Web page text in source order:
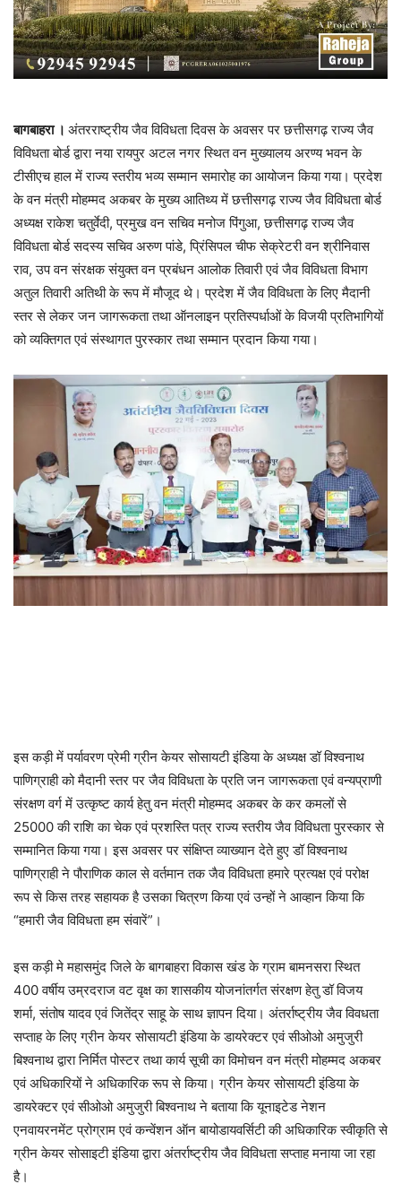
बागबाहरा । अंतरराष्ट्रीय जैव विविधता दिवस के अवसर पर छत्तीसगढ़ राज्य जैव
विविधता बोर्ड द्वारा नया रायपुर अटल नगर स्थित वन मुख्यालय अरण्य भवन के
टीसीएच हाल में राज्य स्तरीय भव्य सम्मान समारोह का आयोजन किया गया। प्रदेश
के वन मंत्री मोहम्मद अकबर के मुख्य आतिथ्य में छत्तीसगढ़ राज्य जैव विविधता बोर्ड
अध्यक्ष राकेश चतुर्वेदी, प्रमुख वन सचिव मनोज पिंगुआ, छत्तीसगढ़ राज्य जैव
विविधता बोर्ड सदस्य सचिव अरुण पांडे, प्रिंसिपल चीफ सेक्रेटरी वन श्रीनिवास
राव, उप वन संरक्षक संयुक्त वन प्रबंधन आलोक तिवारी एवं जैव विविधता विभाग
अतुल तिवारी अतिथी के रूप में मौजूद थे। प्रदेश में जैव विविधता के लिए मैदानी
स्तर से लेकर जन जागरूकता तथा ऑनलाइन प्रतिस्पर्धाओं के विजयी प्रतिभागियों
को व्यक्तिगत एवं संस्थागत पुरस्कार तथा सम्मान प्रदान किया गया।
इस कड़ी में पर्यावरण प्रेमी ग्रीन केयर सोसायटी इंडिया के अध्यक्ष डॉ विश्वनाथ
पाणिग्राही को मैदानी स्तर पर जैव विविधता के प्रति जन जागरूकता एवं वन्यप्राणी
संरक्षण वर्ग में उत्कृष्ट कार्य हेतु वन मंत्री मोहम्मद अकबर के कर कमलों से
25000 की राशि का चेक एवं प्रशस्ति पत्र राज्य स्तरीय जैव विविधता पुरस्कार से
सम्मानित किया गया। इस अवसर पर संक्षिप्त व्याख्यान देते हुए डॉ विश्वनाथ
पाणिग्राही ने पौराणिक काल से वर्तमान तक जैव विविधता हमारे प्रत्यक्ष एवं परोक्ष
रूप से किस तरह सहायक है उसका चित्रण किया एवं उन्हों ने आव्हान किया कि
“हमारी जैव विविधता हम संवारें”।
इस कड़ी मे महासमुंद जिले के बागबाहरा विकास खंड के ग्राम बामनसरा स्थित
400 वर्षीय उम्रदराज वट वृक्ष का शासकीय योजनांतर्गत संरक्षण हेतु डॉ विजय
शर्मा, संतोष यादव एवं जितेंद्र साहू के साथ ज्ञापन दिया। अंतर्राष्ट्रीय जैव विवधता
सप्ताह के लिए ग्रीन केयर सोसायटी इंडिया के डायरेक्टर एवं सीओओ अमुजुरी
बिश्वनाथ द्वारा निर्मित पोस्टर तथा कार्य सूची का विमोचन वन मंत्री मोहम्मद अकबर
एवं अधिकारियों ने अधिकारिक रूप से किया। ग्रीन केयर सोसायटी इंडिया के
डायरेक्टर एवं सीओओ अमुजुरी बिश्वनाथ ने बताया कि यूनाइटेड नेशन
एनवायरनमेंट प्रोग्राम एवं कन्वेंशन ऑन बायोडायवर्सिटी की अधिकारिक स्वीकृति से
ग्रीन केयर सोसाइटी इंडिया द्वारा अंतर्राष्ट्रीय जैव विविधता सप्ताह मनाया जा रहा
है।